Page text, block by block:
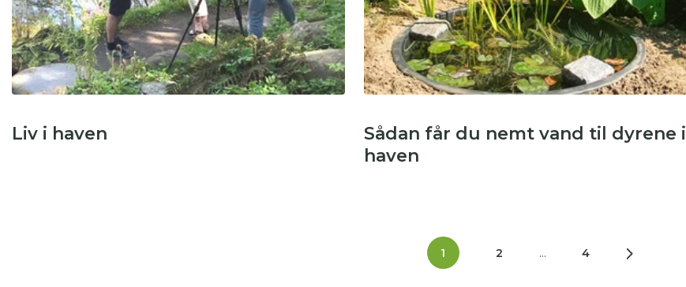
Liv i haven
Sådan får du nemt vand til dyrene i
haven
1 2 ... 4